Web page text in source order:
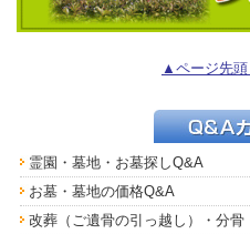
▲ページ先
霊園・墓地・お墓探しQ&A
お墓・墓地の価格Q&A
改葬（ご遺骨の引っ越し）・分